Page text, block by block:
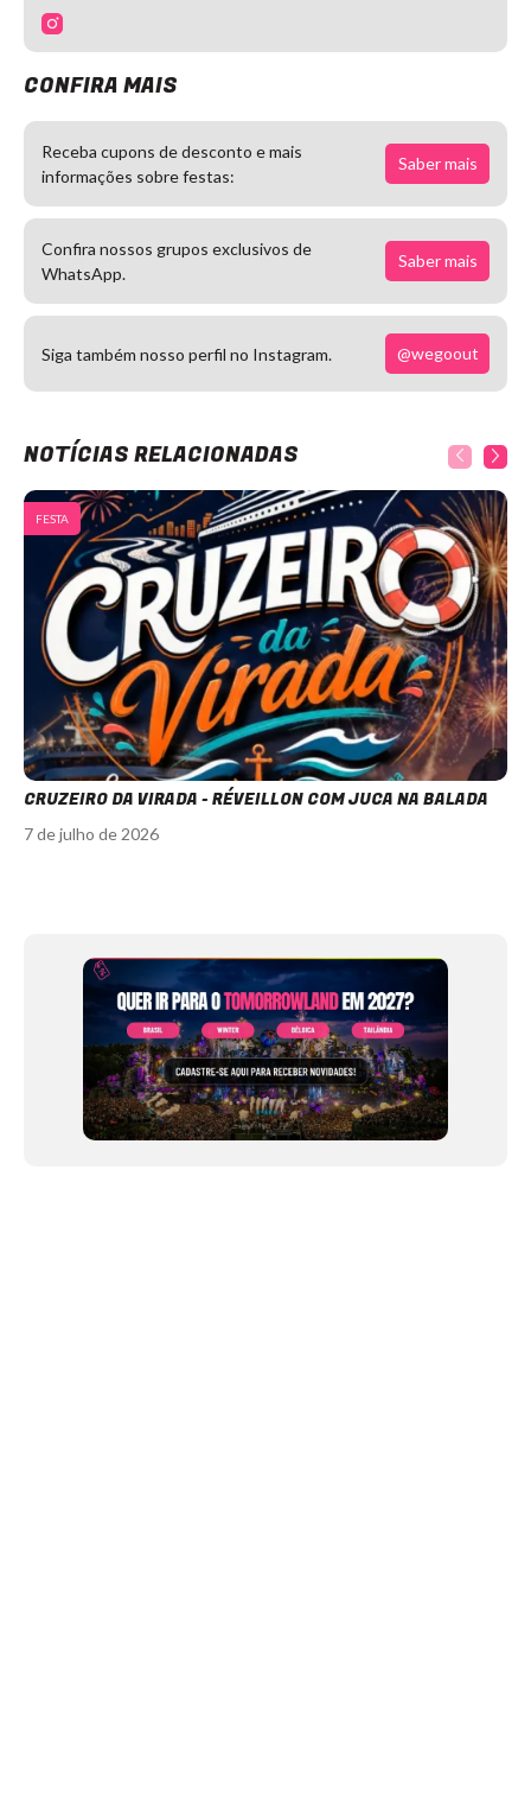
CONFIRA MAIS
Receba cupons de desconto e mais
informações sobre festas:
Saber mais
Confira nossos grupos exclusivos de
WhatsApp.
Saber mais
Siga também nosso perfil no Instagram. @wegoout
NOTÍCIAS RELACIONADAS
FESTA
CRUZEIRO DA VIRADA - RÉVEILLON COM JUCA NA BALADA
7 de julho de 2026